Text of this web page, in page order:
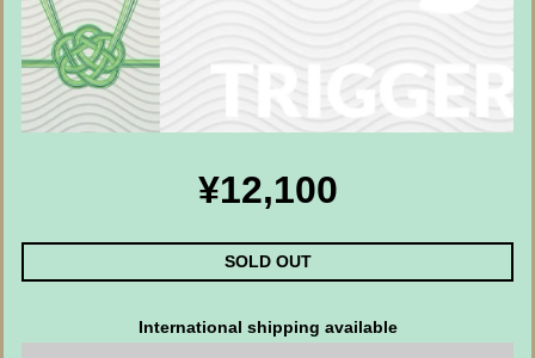
¥12,100
SOLD OUT
International shipping available